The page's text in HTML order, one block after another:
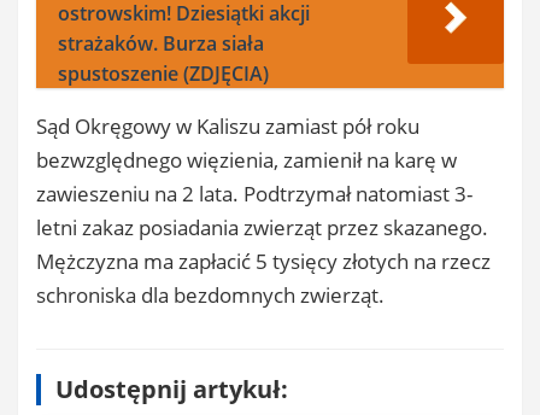
ostrowskim! Dziesiątki akcji
strażaków. Burza siała
spustoszenie (ZDJĘCIA)
Sąd Okręgowy w Kaliszu zamiast pół roku
bezwzględnego więzienia, zamienił na karę w
zawieszeniu na 2 lata. Podtrzymał natomiast 3-
letni zakaz posiadania zwierząt przez skazanego.
Mężczyzna ma zapłacić 5 tysięcy złotych na rzecz
schroniska dla bezdomnych zwierząt.
Udostępnij artykuł: